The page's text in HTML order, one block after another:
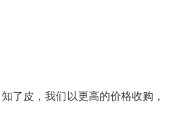
了皮，我们以更高的价格收购，